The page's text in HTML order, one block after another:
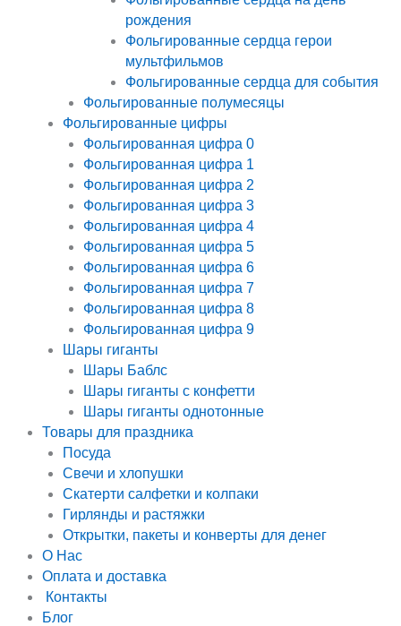
рождения
Фольгированные сердца герои
мультфильмов
Фольгированные сердца для события
Фольгированные полумесяцы
Фольгированные цифры
Фольгированная цифра 0
Фольгированная цифра 1
Фольгированная цифра 2
Фольгированная цифра 3
Фольгированная цифра 4
Фольгированная цифра 5
Фольгированная цифра 6
Фольгированная цифра 7
Фольгированная цифра 8
Фольгированная цифра 9
Шары гиганты
Шары Баблс
Шары гиганты с конфетти
Шары гиганты однотонные
Товары для праздника
Посуда
Свечи и хлопушки
Скатерти салфетки и колпаки
Гирлянды и растяжки
Открытки, пакеты и конверты для денег
О Нас
Оплата и доставка
Контакты
Блог